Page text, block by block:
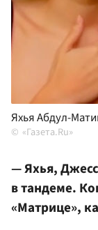
Яхья Абдул-
«Газета.Ru»
— Яхья,
в тандеме.
«Матрице»,